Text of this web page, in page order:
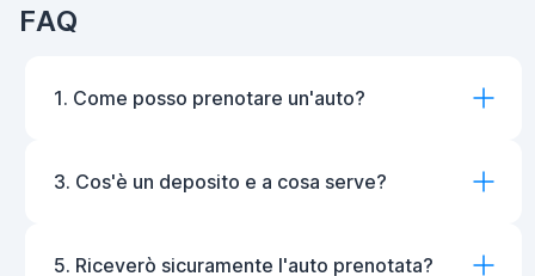
FAQ
1. Come posso prenotare un'auto?
3. Cos'è un deposito e a cosa serve?
5. Riceverò sicuramente l'auto prenotata?